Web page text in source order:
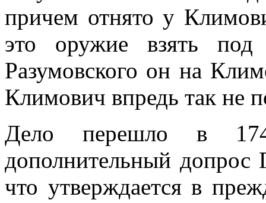
причем отнято у
это оружие взять под
Разумовского он на
Климович впредь так не
Дело перешло в
дополнительный допрос
что утверждается в